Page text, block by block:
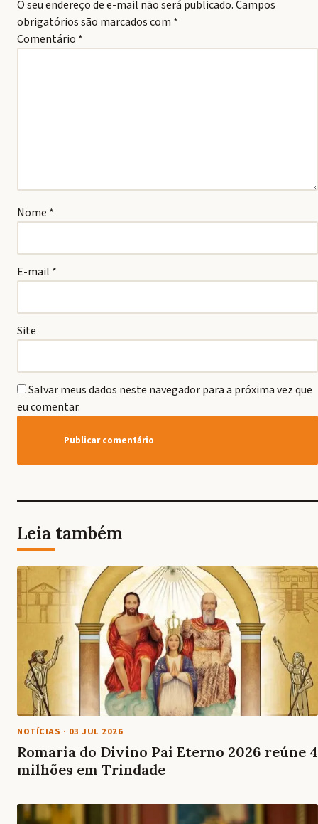
O seu endereço de e-mail não será publicado.Campos
obrigatórios são marcados com *
Comentário *
Nome *
E-mail *
Site
Salvar meus dados neste navegador para a próxima vez que
eu comentar.
Leia também
NOTÍCIAS · 03 JUL 2026
Romaria do Divino Pai Eterno 2026 reúne 4
milhões em Trindade